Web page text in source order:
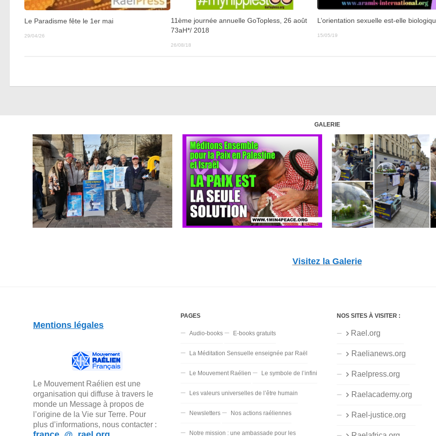
Le Paradisme fête le 1er mai
29/04/26
11ème journée annuelle GoTopless, 26 août
73aH*/ 2018
26/08/18
L’orientation sexuelle est-elle
15/05/19
GALERIE
Visitez la Galerie
Mentions légales
Le Mouvement Raélien est une
organisation qui diffuse à travers le
monde un Message à propos de
l’origine de la Vie sur Terre. Pour
plus d’informations, nous contacter :
PAGES
Audio-books E-books gratuits
La Méditation Sensuelle enseignée par Raël
Le Mouvement Raélien Le symbole de l’infini
Les valeurs universelles de l’être humain
Newsletters Nos actions raéliennes
Notre mission : une ambassade pour les
NOS SITES À VISITER :
Rael.org
Raelianews.org
Raelpress.org
Raelacademy.org
Rael-justice.org